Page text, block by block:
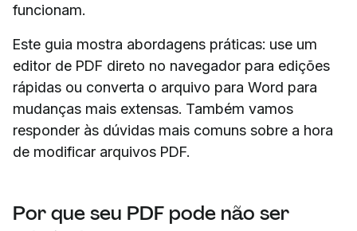
funcionam.
Este guia mostra abordagens práticas: use um
editor de PDF direto no navegador para edições
rápidas ou converta o arquivo para Word para
mudanças mais extensas. Também vamos
responder às dúvidas mais comuns sobre a hora
de modificar arquivos PDF.
Por que seu PDF pode não ser